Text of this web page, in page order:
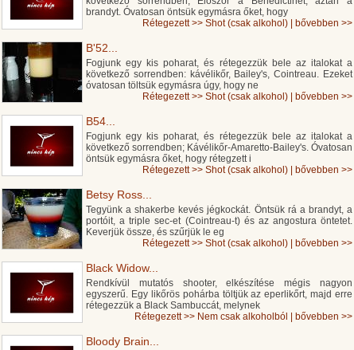
brandyt. Óvatosan öntsük egymásra őket, hogy
Rétegezett>> Shot (csak alkohol) bővebben >>
B'52...
Fogjunk egy kis poharat, és rétegezzük bele az italokat a
következő sorrendben: kávélikőr, Bailey's, Cointreau. Ezeket
óvatosan töltsük egymásra úgy, hogy ne
Rétegezett>> Shot (csak alkohol) bővebben >>
B54...
Fogjunk egy kis poharat, és rétegezzük bele az italokat a
következő sorrendben; Kávélikőr-Amaretto-Bailey's. Óvatosan
öntsük egymásra őket, hogy rétegzett i
Rétegezett>> Shot (csak alkohol) bővebben >>
Betsy Ross...
Tegyünk a shakerbe kevés jégkockát. Öntsük rá a brandyt, a
portóit, a triple sec-et (Cointreau-t) és az angostura öntetet.
Keverjük össze, és szűrjük le eg
Rétegezett>> Shot (csak alkohol) bővebben >>
Black Widow...
Rendkívül mutatós shooter, elkészítése mégis nagyon
egyszerű. Egy likőrös pohárba töltjük az eperlikőrt, majd erre
rétegezzük a Black Sambuccát, melynek
Rétegezett>> Nem csak alkoholból bővebben >>
Bloody Brain...